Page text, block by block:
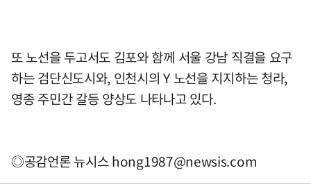
또 노선을 두고서도 김포와 함께 서울 강남 직결을 요구
하는 검단신도시와, 인천시의 Y 노선을 지지하는 청라,
영종 주민간 갈등 양상도 나타나고 있다.
◎공감언론 뉴시스hong1987@newsis.com